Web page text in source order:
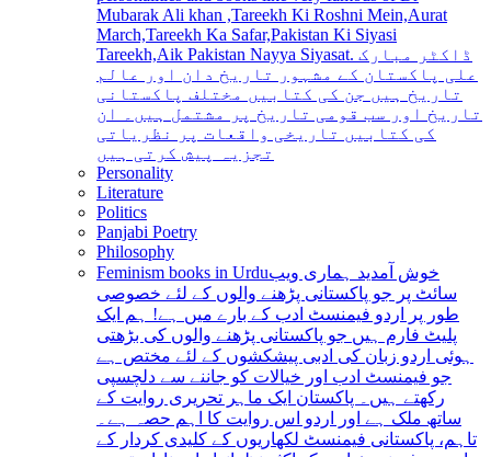
Mubarak Ali khan ,Tareekh Ki Roshni Mein,Aurat
March,Tareekh Ka Safar,Pakistan Ki Siyasi
Tareekh,Aik Pakistan Nayya Siyasat. ڈاکٹر مبارک
علی پاکستان کے مشہور تاریخ دان اور عالم
تاریخ ہیں جن کی کتابیں مختلف پاکستانی
تاریخ اور سب قومی تاریخ پر مشتمل ہیں۔ ان
کی کتابیں تاریخی واقعات پر نظریاتی
تجزیہ پیش کرتی ہیں
Personality
Literature
Politics
Panjabi Poetry
Philosophy
Feminism books in Urduخوش آمدید ہماری ویب
سائٹ پر جو پاکستانی پڑھنے والوں کے لئے خصوصی
طور پر اردو فیمنسٹ ادب کے بارے میں ہے! ہم ایک
پلیٹ فارم ہیں جو پاکستانی پڑھنے والوں کی بڑھتی
ہوئی اردو زبان کی ادبی پیشکشوں کے لئے مختص ہے
جو فیمنسٹ ادب اور خیالات کو جاننے سے دلچسپی
رکھتے ہیں۔ پاکستان ایک ماہر تحریری روایت کے
ساتھ ملک ہے اور اردو اس روایت کا اہم حصہ ہے۔
تاہم، پاکستانی فیمنسٹ لکھاریوں کے کلیدی کردار کے